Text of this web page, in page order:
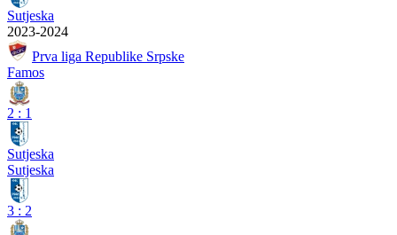
Sutjeska
2023-2024
Prva liga Republike Srpske
Famos
2 : 1
Sutjeska
Sutjeska
3 : 2